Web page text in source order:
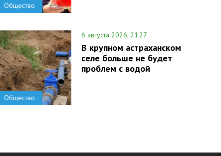
Общество
Общество
6 августа 2026, 21:27
В крупном астраханском
селе больше не будет
проблем с водой